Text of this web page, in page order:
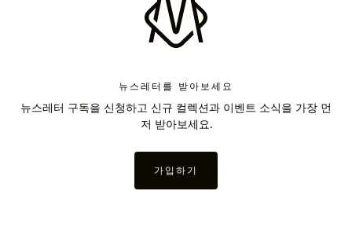
뉴스레터를 받아보세요
뉴스레터 구독을 신청하고 신규 컬렉션과 이벤트 소식을 가장 먼
저 받아보세요.
가입하기